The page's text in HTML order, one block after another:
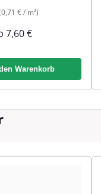
€ / m²)
7,60 €
Warenkorb